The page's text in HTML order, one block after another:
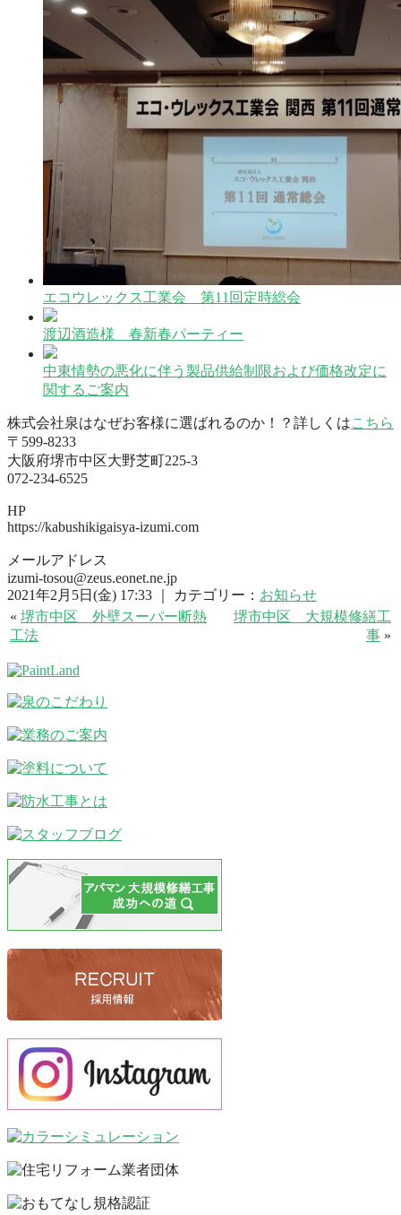
エコウレックス工業会 第11回定時総会
渡辺酒造様 春新春パーティー
中東情勢の悪化に伴う製品供給制限および価格改定に
関するご案内
株式会社泉はなぜお客様に選ばれるのか！？詳しくはこちら
〒599-8233
大阪府堺市中区大野芝町225-3
072-234-6525
HP
https://kabushikigaisya-izumi.com
メールアドレス
izumi-tosou@zeus.eonet.ne.jp
2021年2月5日(金) 17:33 ｜ カテゴリー： お知らせ
« 堺市中区 外壁スーパー断熱
工法
堺市中区 大規模修繕工
事 »